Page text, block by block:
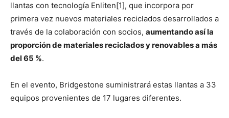
llantas con tecnología Enliten[1], que incorpora por
primera vez nuevos materiales reciclados desarrollados a
través de la colaboración con socios, aumentando así la
proporción de materiales reciclados y renovables a más
del 65 %.
En el evento, Bridgestone suministrará estas llantas a 33
equipos provenientes de 17 lugares diferentes.